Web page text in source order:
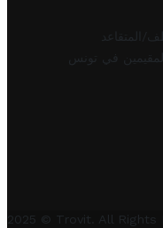
المتقاعد
في تونس
2025 © Trovit. All Rights